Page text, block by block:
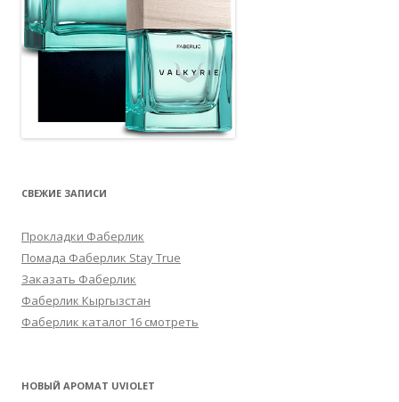
СВЕЖИЕ ЗАПИСИ
Прокладки Фаберлик
Помада Фаберлик Stay True
Заказать Фаберлик
Фаберлик Кыргызстан
Фаберлик каталог 16 смотреть
НОВЫЙ АРОМАТ UVIOLET